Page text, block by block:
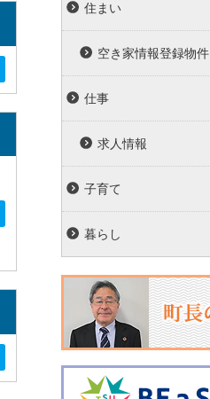
住まい
空き家情報登録物件
仕事
求人情報
子育て
暮らし